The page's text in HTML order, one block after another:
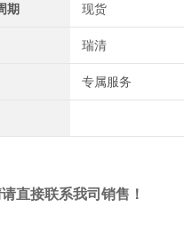
期 现货
瑞清
专属服务
直接联系我司销售！